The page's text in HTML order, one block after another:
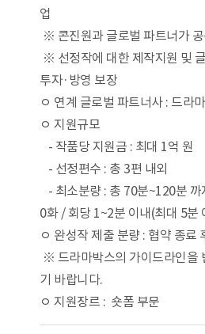
업
※ 콘진원과 글로벌 파트너가
※ 선정작에 대한 제작지원 및
투자·방영 보장
ㅇ 연계 글로벌 파트너사 : 드라
ㅇ 지원규모
- 작품당 지원금 : 최대 1억 원
- 선정편수 : 총 3편 내외
- 최소분량 : 총 70분~120분
0화 / 회당 1~2분 이내(최대 5분
ㅇ 완성작 제출 분량 : 협약 종료
※ 드라마박스의 가이드라인을
기 바랍니다.
ㅇ 지원장르 : 숏폼 부문